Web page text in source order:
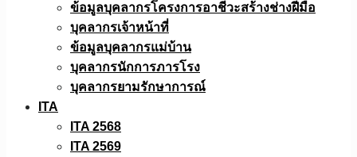
ข้อมูลบุคลากรโครงการอาชีวะสร้างช่างฝีมือ
บุคลากรเจ้าหน้าที่
ข้อมูลบุคลากรแม่บ้าน
บุคลากรนักการภารโรง
บุคลากรยามรักษาการณ์
ITA
ITA 2568
ITA 2569